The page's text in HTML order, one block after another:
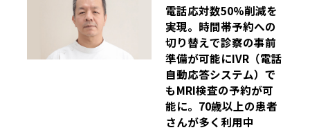
電話応対数50%削減を
実現。時間帯予約への
切り替えで診察の事前
準備が可能にIVR（電話
自動応答システム）で
もMRI検査の予約が可
能に。70歳以上の患者
さんが多く利用中